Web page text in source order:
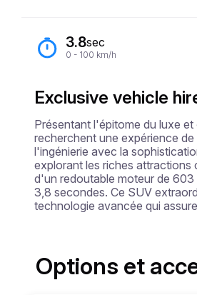
3.8sec
0 - 100 km/h
Exclusive vehicle
Présentant l'épitome du luxe
recherchent une expérience
l'ingénierie avec la
explorant les riches attractions
d'un redoutable moteur de
3,8 secondes. Ce SUV
technologie avancée qui
Options et